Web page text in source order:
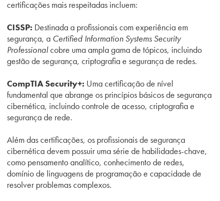
certificações mais respeitadas incluem:
CISSP: Destinada a profissionais com experiência em
segurança, a Certified Information Systems Security
Professionalcobre uma ampla gama de tópicos, incluindo
gestão de segurança, criptografia e segurança de redes.
CompTIA Security+: Uma certificação de nível
fundamental que abrange os princípios básicos de segurança
cibernética, incluindo controle de acesso, criptografia e
segurança de rede.
Além das certificações, os profissionais de segurança
cibernética devem possuir uma série de habilidades-chave,
como pensamento analítico, conhecimento de redes,
domínio de linguagens de programação e capacidade de
resolver problemas complexos.